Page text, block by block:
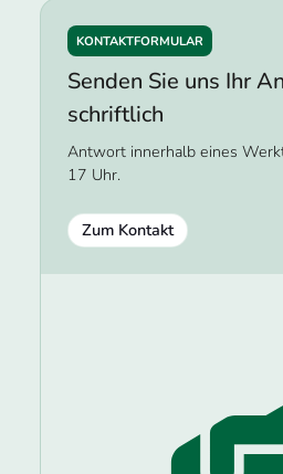
KONTAKTFORMULAR
Senden Sie uns Ihr
schriftlich
Antwort innerhalb eines
17 Uhr.
Zum Kontakt